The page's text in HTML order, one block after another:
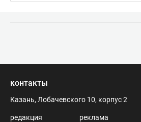
контакты
Казань, Лобачевского 10, корпус 2
редакция
реклама